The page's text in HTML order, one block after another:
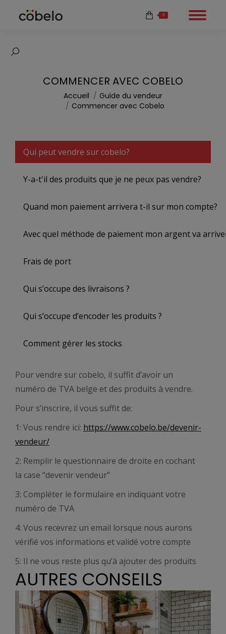
Recherche
0
COMMENCER AVEC COBELO
Vous êtes ici :Accueil
Guide du vendeur
Commencer avec Cobelo
Qui peut vendre sur cobelo?
Y-a-t'il des produits que je ne peux pas vendre?
Quand mon paiement arrivera t-il sur mon compte?
Avec quel méthode de paiement mon argent va
Frais de port
Qui s’occupe des livraisons ?
Qui s’occupe d’encoder les produits ?
Comment gérer les stocks
Pour vendre sur cobelo, il suffit d’avoir un
numéro de TVA belge et des produits à vendre.
Pour s’inscrire, il vous suffit de:
1: Vous rendre ici: https://www.cobelo.be/devenir-
vendeur/
2: Remplir le questionnaire de droite en cochant
la case “devenir vendeur”
3: Compléter le formulaire en indiquant votre
numéro de TVA
4: Vous recevrez un email lorsque nous aurons
vérifié vos informations et validé votre compte
5: Il ne vous reste plus qu’à ajouter des produits
AUTRES CONSEILS